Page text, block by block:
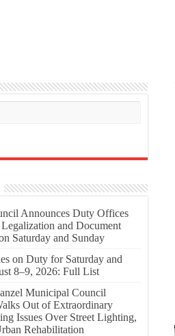
Announces Duty Offices
and Document
Saturday and Sunday
on Duty for Saturday and
8–9, 2026: Full List
Municipal Council
Out of Extraordinary
Issues Over Street Lighting,
Rehabilitation